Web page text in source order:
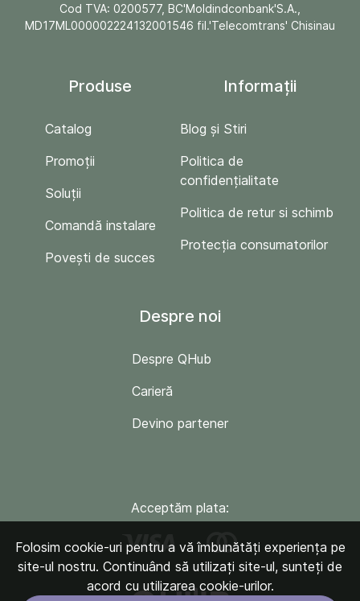
Cod TVA: 0200577, BC'Moldindconbank'S.A.,
MD17ML000002224132001546 fil.'Telecomtrans' Chisinau
Produse
Catalog
Promoții
Soluții
Comandă instalare
Povești de succes
Informații
Blog și Stiri
Politica de
confidențialitate
Politica de retur si schimb
Protecția consumatorilor
Despre noi
Despre QHub
Carieră
Devino partener
Acceptăm plata:
Folosim cookie-uri pentru a vă îmbunătăți experiența pe
site-ul nostru. Continuând să utilizați site-ul, sunteți de
acord cu utilizarea cookie-urilor.